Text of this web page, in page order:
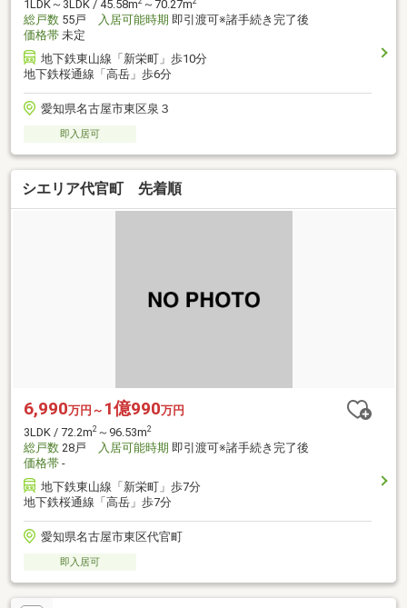
1LDK～3LDK / 45.58m ～70.27m
総戸数 55戸 入居可能時期 即引渡可※諸手続き完了後
価格帯 未定
地下鉄東山線「新栄町」歩10分
地下鉄桜通線「高岳」歩6分
愛知県名古屋市東区泉３
即入居可
シエリア代官町 先着順
6,990万円～ 1億990万円
3LDK / 72.2m2 ～96.53m2
総戸数 28戸 入居可能時期 即引渡可※諸手続き完了後
価格帯 -
地下鉄東山線「新栄町」歩7分
地下鉄桜通線「高岳」歩7分
愛知県名古屋市東区代官町
即入居可